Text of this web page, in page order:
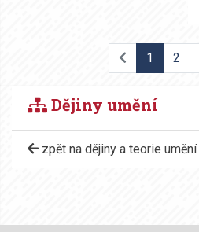
1 2
Dějiny umění
zpět na dějiny a teorie umění